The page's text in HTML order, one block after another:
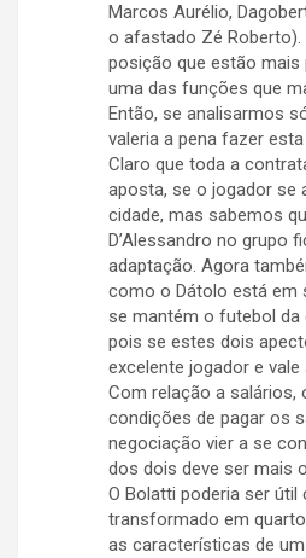
Marcos Aurélio,
o afastado Zé Roberto).
posição que estão mais
uma das funções que
Então, se analisarmos
valeria a pena fazer
Claro que toda a
aposta, se o jogador se
cidade, mas sabemos
D’Alessandro no grupo
adaptação. Agora
como o Dátolo está em
se mantém o futebol da
pois se estes dois
excelente jogador e
Com relação a salários,
condições de pagar os
negociação vier a se
dos dois deve ser mais
O Bolatti poderia ser
transformado em
as características de